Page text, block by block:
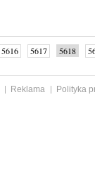
5616 5617 5618
Reklama
Polityka